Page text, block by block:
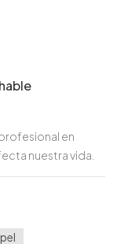
en
nuestra vida.
para alimentos
Vajilla
de
tradicional y